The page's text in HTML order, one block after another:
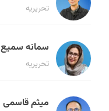
تحریریه
سمانه سمیع
تحریریه
میثم قاسمی